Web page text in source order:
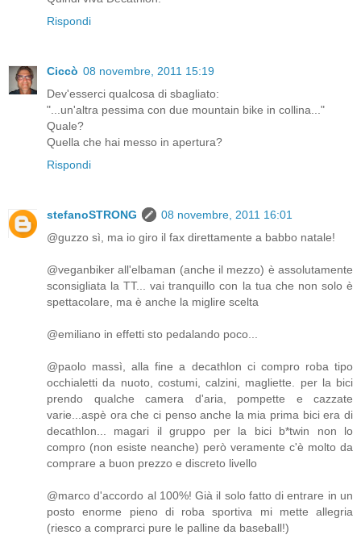
Rispondi
Ciccò 08 novembre, 2011 15:19
Dev'esserci qualcosa di sbagliato:
"...un'altra pessima con due mountain bike in collina..."
Quale?
Quella che hai messo in apertura?
Rispondi
stefanoSTRONG
08 novembre, 2011 16:01
@guzzo sì, ma io giro il fax direttamente a babbo natale!
@veganbiker all'elbaman (anche il mezzo) è assolutamente
sconsigliata la TT... vai tranquillo con la tua che non solo è
spettacolare, ma è anche la miglire scelta
@emiliano in effetti sto pedalando poco...
@paolo massì, alla fine a decathlon ci compro roba tipo
occhialetti da nuoto, costumi, calzini, magliette. per la bici
prendo qualche camera d'aria, pompette e cazzate
varie...aspè ora che ci penso anche la mia prima bici era di
decathlon... magari il gruppo per la bici b*twin non lo
compro (non esiste neanche) però veramente c'è molto da
comprare a buon prezzo e discreto livello
@marco d'accordo al 100%! Già il solo fatto di entrare in un
posto enorme pieno di roba sportiva mi mette allegria
(riesco a comprarci pure le palline da baseball!)